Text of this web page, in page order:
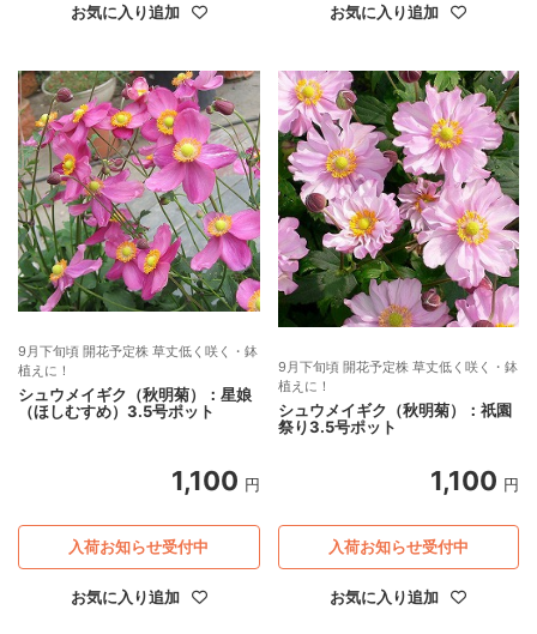
お気に入り追加 お気に入り追加
9月下旬頃 開花予定株 草丈低く咲く・鉢
植えに！
シュウメイギク（秋明菊）：星娘
（ほしむすめ）3.5号ポット
1,100 円
お気に入り追加
入荷お知らせ受付中
9月下旬頃 開花予定株 草丈低く咲く・鉢
植えに！
シュウメイギク（秋明菊）：祇園
祭り3.5号ポット
1,100 円
お気に入り追加
入荷お知らせ受付中